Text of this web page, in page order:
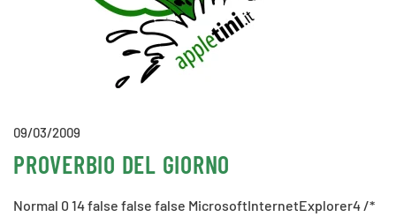
09/03/2009
PROVERBIO DEL GIORNO
Normal 0 14 false false false MicrosoftInternetExplorer4 /*